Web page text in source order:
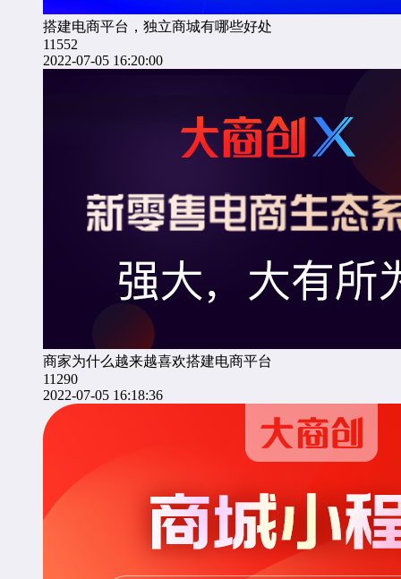
搭建电商平台，独立商城有哪些好处
11552
2022-07-05 16:20:00
商家为什么越来越喜欢搭建电商平台
11290
2022-07-05 16:18:36